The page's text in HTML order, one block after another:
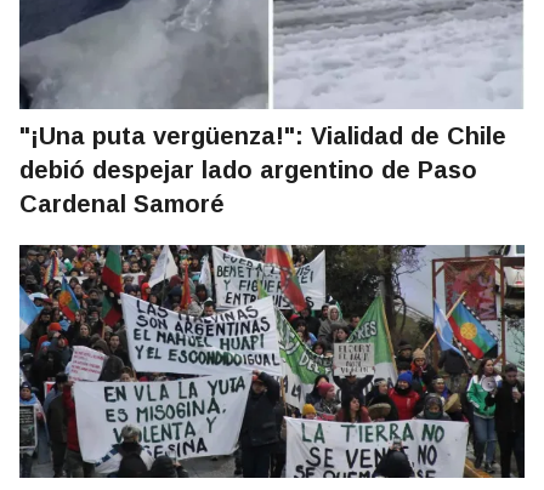
"¡Una puta vergüenza!": Vialidad de Chile
debió despejar lado argentino de Paso
Cardenal Samoré